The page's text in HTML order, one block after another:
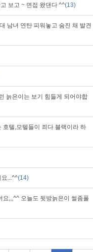
보고 ~ 면접 왔댄다 ^^(13)
남녀 연탄 피워놓고 숨진 채 발견
늙은이는 보기 힘들게 되어야합
호텔,모텔들이 죄다 블랙이라 하
요...^^(14)
요,,,^^ 오늘도 뒷방늙은이 썰좀풀